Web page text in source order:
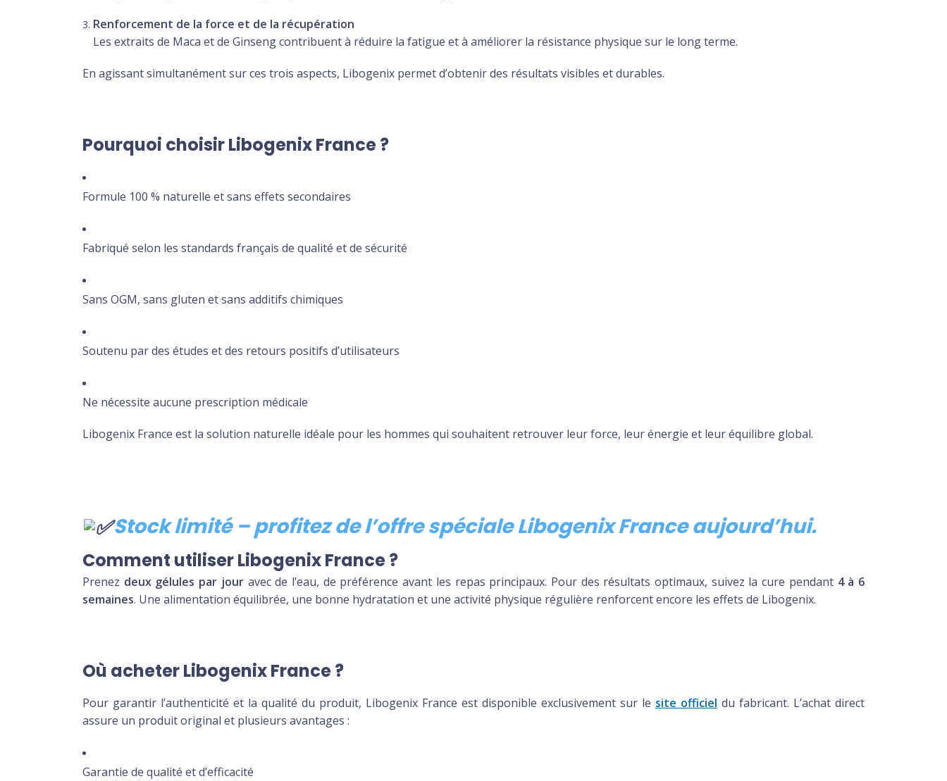
Renforcement de la force et de la récupération
Les extraits de Maca et de Ginseng contribuent à réduire la fatigue et à améliorer la résistance physique sur le long terme.
En agissant simultanément sur ces trois aspects, Libogenix permet d’obtenir des résultats visibles et durables.
Pourquoi choisir Libogenix France ?
Formule 100 % naturelle et sans effets secondaires
Fabriqué selon les standards français de qualité et de sécurité
Sans OGM, sans gluten et sans additifs chimiques
Soutenu par des études et des retours positifs d’utilisateurs
Ne nécessite aucune prescription médicale
Libogenix France est la solution naturelle idéale pour les hommes qui souhaitent retrouver leur force, leur énergie et leur équilibre global.
Stock limité – profitez de l’offre spéciale Libogenix France aujourd’hui.
Comment utiliser Libogenix France ?
Prenez deux gélules par jouravec de l’eau, de préférence avant les repas principaux. Pour des résultats optimaux, suivez la cure pendant 4 à 6
semaines. Une alimentation équilibrée, une bonne hydratation et une activité physique régulière renforcent encore les effets de Libogenix.
Où acheter Libogenix France ?
Pour garantir l’authenticité et la qualité du produit, Libogenix France est disponible exclusivement sur le site officiel du fabricant. L’achat direct
assure un produit original et plusieurs avantages :
Garantie de qualité et d’efficacité